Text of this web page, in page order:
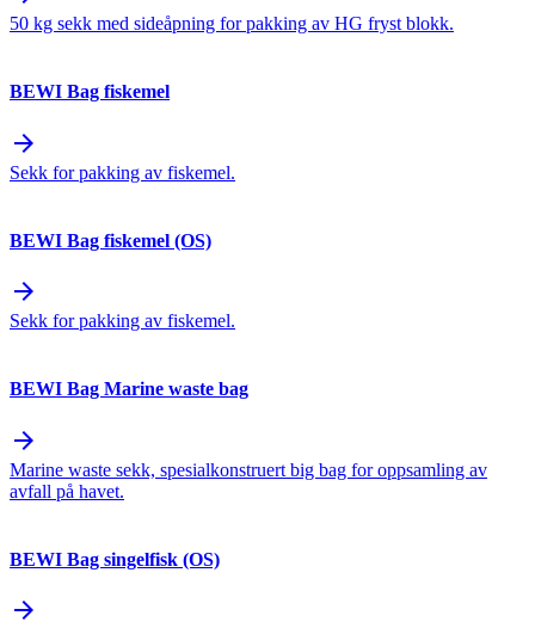
50 kg sekk med sideåpning for pakking av HG fryst blokk.
BEWI Bag fiskemel
arrow_forward
Sekk for pakking av fiskemel.
BEWI Bag fiskemel (OS)
arrow_forward
Sekk for pakking av fiskemel.
BEWI Bag Marine waste bag
arrow_forward
Marine waste sekk, spesialkonstruert big bag for oppsamling av
avfall på havet.
BEWI Bag singelfisk (OS)
arrow_forward